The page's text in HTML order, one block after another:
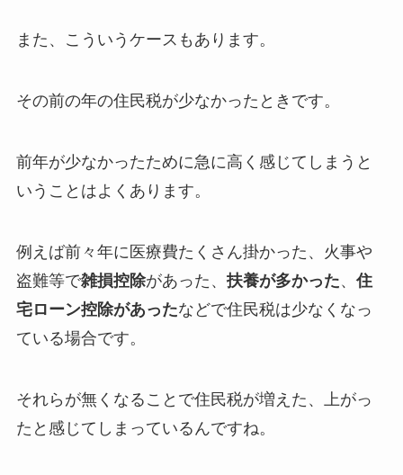
また、こういうケースもあります。
その前の年の住民税が少なかったときです。
前年が少なかったために急に高く感じてしまうと
いうことはよくあります。
例えば前々年に医療費たくさん掛かった、火事や
盗難等で雑損控除があった、 扶養が多かった、 住
宅ローン控除があったなどで住民税は少なくなっ
ている場合です。
それらが無くなることで住民税が増えた、上がっ
たと感じてしまっているんですね。